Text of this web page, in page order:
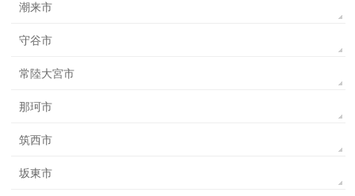
潮来市
守谷市
常陸大宮市
那珂市
筑西市
坂東市